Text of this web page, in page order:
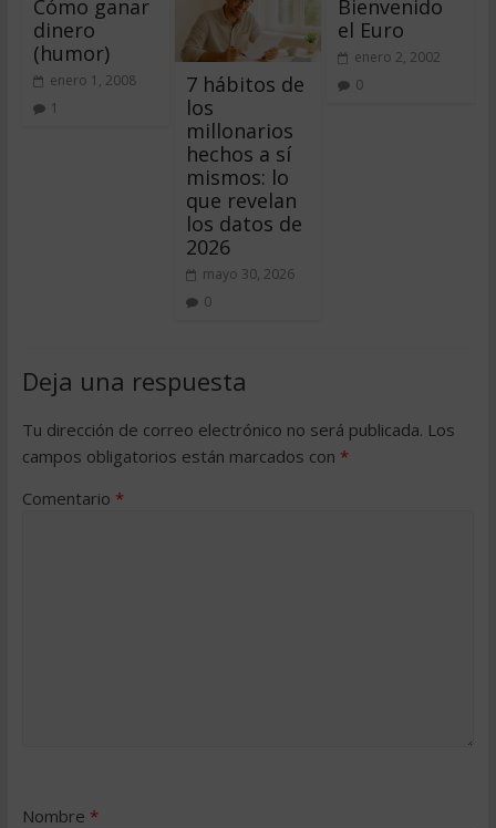
Cómo ganar
dinero
(humor)
enero 1, 2008
1
7 hábitos de
los
millonarios
hechos a sí
mismos: lo
que revelan
los datos de
2026
mayo 30, 2026
0
Bienvenido
el Euro
enero 2, 2002
0
Deja una respuesta
Tu dirección de correo electrónico no será publicada. Los
campos obligatorios están marcados con *
Comentario *
Nombre *